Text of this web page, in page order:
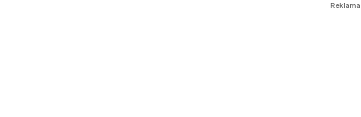
Reklama